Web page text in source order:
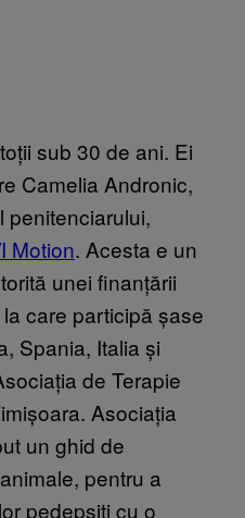
sub 30 de ani. Ei
Camelia Andronic,
penitenciarului,
Motion. Acesta e un
unei finanțării
care participă șase
Spania, Italia și
de Terapie
Asociația
un ghid de
pentru a
pedepsiți cu o